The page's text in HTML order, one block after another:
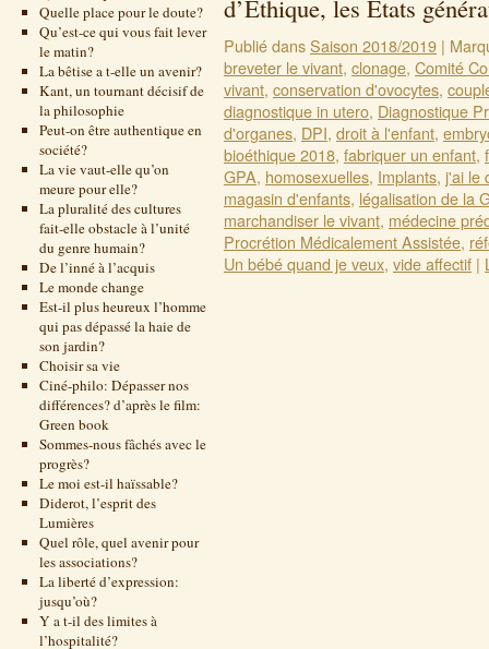
Quelle place pour le doute?
Qu’est-ce qui vous fait lever
le matin?
La bêtise a t-elle un avenir?
Kant, un tournant décisif de
la philosophie
Peut-on être authentique en
société?
La vie vaut-elle qu’on
meure pour elle?
La pluralité des cultures
fait-elle obstacle à l’unité
du genre humain?
De l’inné à l’acquis
Le monde change
Est-il plus heureux l’homme
qui pas dépassé la haie de
son jardin?
Choisir sa vie
Ciné-philo: Dépasser nos
différences? d’après le film:
Green book
Sommes-nous fâchés avec le
progrès?
Le moi est-il haïssable?
Diderot, l’esprit des
Lumières
Quel rôle, quel avenir pour
les associations?
La liberté d’expression:
jusqu’où?
Y a t-il des limites à
l’hospitalité?
d’Ethique, les États
Publié dansSaison 2018/2019 |
breveter le vivant, clonage, Comité
vivant, conservation d'ovocytes,
diagnostique in utero, Diagnostique
d'organes, DPI, droit à l'enfant,
bioéthique 2018, fabriquer un enfant,
GPA, homosexuelles, Implants, j'ai le
magasin d'enfants, légalisation de la
marchandiser le vivant, médecine
Procrétion Médicalement Assistée,
Un bébé quand je veux, vide affectif |